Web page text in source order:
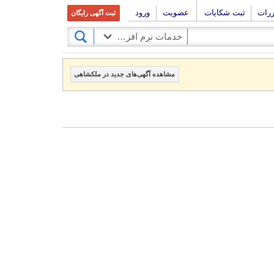
ثبت شکایات عضویت ورود ثبت آگهی رایگان
خدمات نرم افزاری و طراحی سایت
مشاهده آگهی‌های جدید در ملکشاهی